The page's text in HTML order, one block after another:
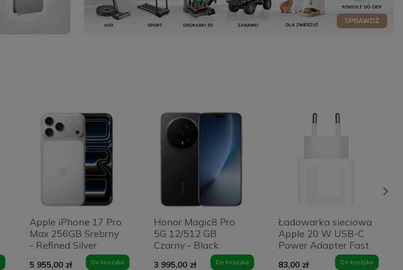
Apple iPhone 17 Pro
Max 256GB Srebrny
- Refined Silver
5 955,00 zł Do koszyka
Honor Magic8 Pro
5G 12/512 GB
Czarny - Black
3 995,00 zł Do koszyka
Ładowarka sieciowa
Apple 20 W USB-C
Power Adapter Fast
83,00 zł Do koszyka